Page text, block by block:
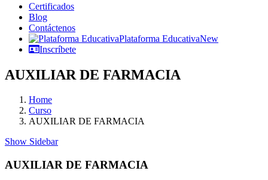
Certificados
Blog
Contáctenos
Plataforma EducativaNew
Inscríbete
AUXILIAR DE FARMACIA
Home
Curso
AUXILIAR DE FARMACIA
Show Sidebar
AUXILIAR DE FARMACIA